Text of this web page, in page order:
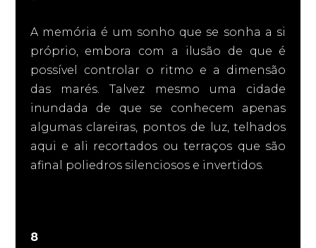
A memória é um sonho que se sonha a si
próprio, embora com a ilusão de que é
possível controlar o ritmo e a dimensão
das marés. Talvez mesmo uma cidade
inundada de que se conhecem apenas
algumas clareiras, pontos de luz, telhados
aqui e ali recortados ou terraços que são
afinal poliedros silenciosos e invertidos.
8